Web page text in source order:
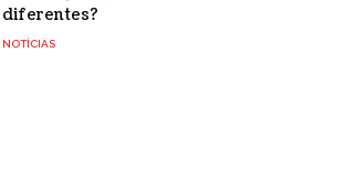
diferentes?
NOTÍCIAS